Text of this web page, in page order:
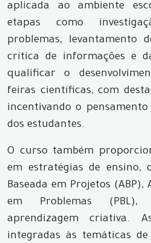
aplicada ao ambiente
etapas como
problemas, levantamento
crítica de informações e
qualificar o
feiras científicas, com
incentivando o
dos estudantes.
O curso também
em estratégias de ensino,
Baseada em Projetos (ABP),
em Problemas
aprendizagem criativa.
integradas às temáticas